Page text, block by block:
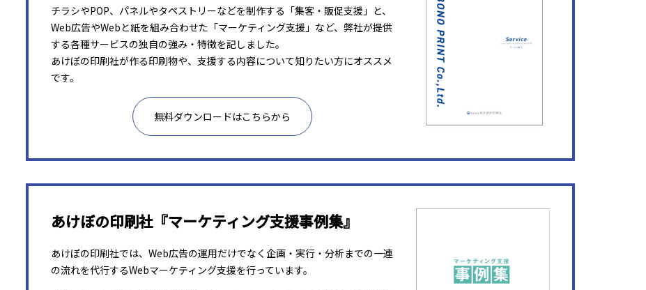
チラシやPOP、パネルやタペストリーなどを制作する「集客・販促支援」と、
Web広告やWebと紙を組み合わせた「マーケティング支援」など、弊社が提供
する各種サービスの独自の強み・特徴を記しました。
あけぼの印刷社が作る印刷物や、支援する内容について知りたい方にオススメ
です。
無料ダウンロードはこちらから
あけぼの印刷社『マーケティング支援事例集』
あけぼの印刷社では、Web広告の運用だけでなく企画・実行・分析までの一連
の流れを代行するWebマーケティング支援を行っています。